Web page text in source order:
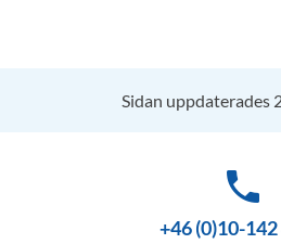
Sidan uppdaterades
phone
+46 (0)10-142